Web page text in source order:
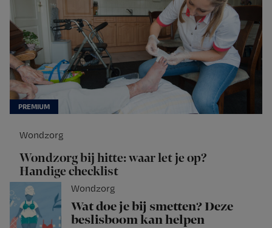
Wondzorg
Wondzorg bij hitte: waar let je op?
Handige checklist
Wondzorg
Wat doe je bij smetten? Deze
beslisboom kan helpen